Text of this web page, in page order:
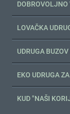
DOBROVOLJNO
LOVAČKA
UDRUGA
EKO UDRUGA
KUD "NAŠI